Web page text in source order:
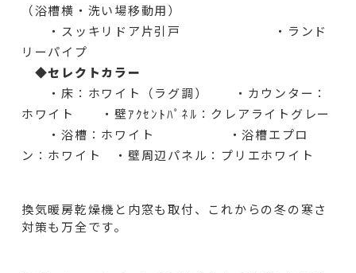
（浴槽横・洗い場移動用）
・スッキリドア片引戸 ・ランド
リーパイプ
◆セレクトカラー
・床：ホワイト（ラグ調） ・カウンター：
ホワイト ・壁ｱｸｾﾝﾄﾊﾟﾈﾙ：クレアライトグレー
・浴槽：ホワイト ・浴槽エプロ
ン：ホワイト ・壁周辺パネル：プリエホワイト
換気暖房乾燥機と内窓も取付、これからの冬の寒さ
対策も万全です。